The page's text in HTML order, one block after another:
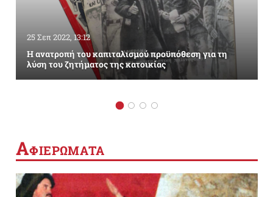
25 Σεπ 2022, 13:12
Η ανατροπή του καπιταλισμού προϋπόθεση για τη
λύση του ζητήματος της κατοικίας
ΑΦΙΕΡΩΜΑΤΑ